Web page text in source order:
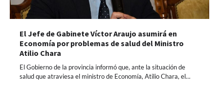
El Jefe de Gabinete Víctor Araujo asumirá en
Economía por problemas de salud del Ministro
Atilio Chara
El Gobierno de la provincia informó que, ante la situación de
salud que atraviesa el ministro de Economía, Atilio Chara, el…